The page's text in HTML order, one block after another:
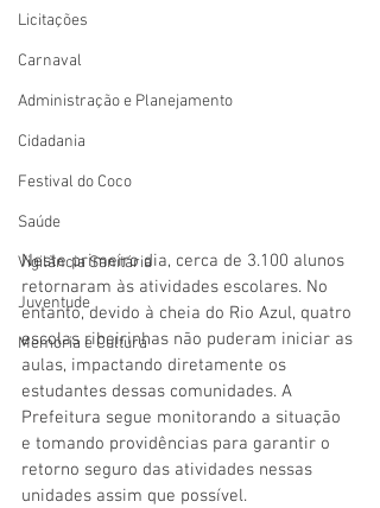
Licitações
Carnaval
Administração e Planejamento
Cidadania
Festival do Coco
Saúde
Vigilãncia Sanitária
Juventude
Memória e Cultura
Neste primeiro dia, cerca de 3.100 alunos
retornaram às atividades escolares. No
entanto, devido à cheia do Rio Azul, quatro
escolas ribeirinhas não puderam iniciar as
aulas, impactando diretamente os
estudantes dessas comunidades. A
Prefeitura segue monitorando a situação
e tomando providências para garantir o
retorno seguro das atividades nessas
unidades assim que possível.